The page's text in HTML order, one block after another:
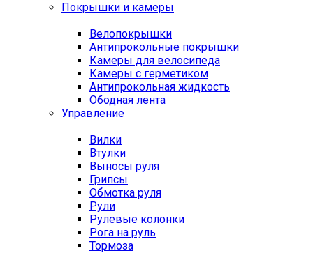
Покрышки и камеры
Велопокрышки
Антипрокольные покрышки
Камеры для велосипеда
Камеры с герметиком
Антипрокольная жидкость
Ободная лента
Управление
Вилки
Втулки
Выносы руля
Грипсы
Обмотка руля
Рули
Рулевые колонки
Рога на руль
Тормоза